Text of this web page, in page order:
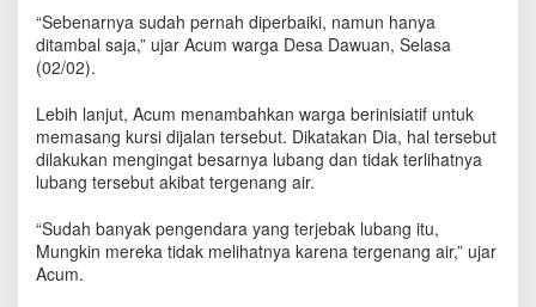
j
e
n
g
k
a
u
s
a
“Sebenarnya sudah pernah diperbaiki, namun hanya
ditambal saja,” ujar Acum warga Desa Dawuan, Selasa
(02/02).
Lebih lanjut, Acum menambahkan warga berinisiatif untuk
memasang kursi dijalan tersebut. Dikatakan Dia, hal tersebut
dilakukan mengingat besarnya lubang dan tidak terlihatnya
lubang tersebut akibat tergenang air.
“Sudah banyak pengendara yang terjebak lubang itu,
Mungkin mereka tidak melihatnya karena tergenang air,” ujar
Acum.